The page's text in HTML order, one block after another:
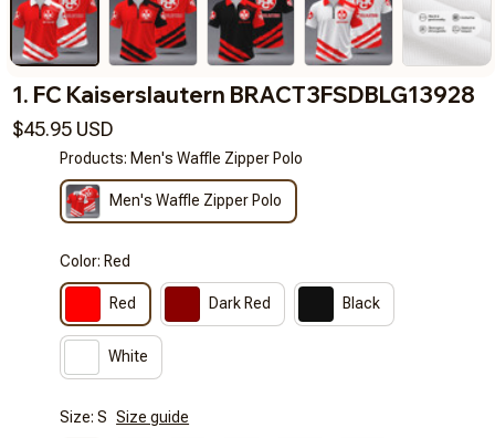
1. FC Kaiserslautern BRACT3FSDBLG13928
$45.95 USD
Products: Men's Waffle Zipper Polo
Men's Waffle Zipper Polo
Color: Red
Red Dark Red Black
White
Size: S Size guide